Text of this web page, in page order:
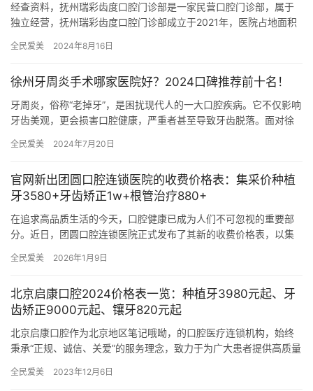
经查资料，抚州瑞彩齿度口腔门诊部是一家民营口腔门诊部，属于
独立经营，抚州瑞彩齿度口腔门诊部成立于2021年，医院占地面积
全民爱美 2024年8月16日
徐州牙周炎手术哪家医院好？2024口碑推荐前十名！
牙周炎，俗称“老掉牙”，是困扰现代人的一大口腔疾病。它不仅影响
牙齿美观，更会损害口腔健康，严重者甚至导致牙齿脱落。面对徐
行…
全民爱美 2024年7月20日
官网新出团圆口腔连锁医院的收费价格表：集采价种植
牙3580+牙齿矫正1w+根管治疗880+
在追求高品质生活的今天，口腔健康已成为人们不可忽视的重要部
分。近日，团圆口腔连锁医院正式发布了其新的收费价格表，以集
格，不…
全民爱美 2026年1月9日
北京启康口腔2024价格表一览：种植牙3980元起、牙
齿矫正9000元起、镶牙820元起
北京启康口腔作为北京地区笔记哦呦，的口腔医疗连锁机构，始终
秉承“正规、诚信、关爱”的服务理念，致力于为广大患者提供高质量
业…
全民爱美 2023年12月6日